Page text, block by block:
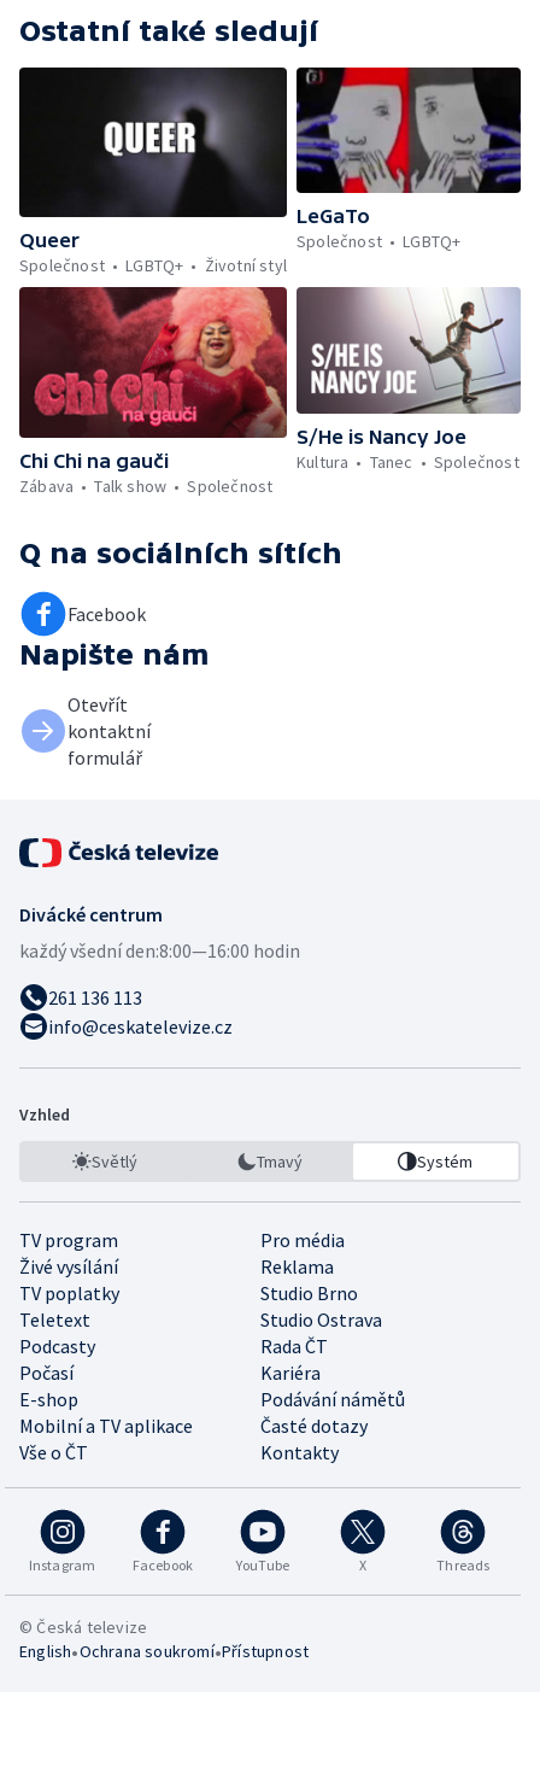
Ostatní také sledují
Queer
Společnost
LGBTQ+ Životní styl
LeGaTo
Společnost
LGBTQ+
Chi Chi na gauči
Zábava
Talk show Společnost
S/He is Nancy Joe
Kultura
Tanec Společnost
Q na sociálních sítích
Facebook
Napište nám
Otevřít
kontaktní
formulář
Divácké centrum
každý všední den:8:00—16:00 hodin
261 136 113
info@ceskatelevize.cz
Vzhled
Světlý Tmavý Systém
TV program
Pro média
Živé vysílání
Reklama
TV poplatky
Studio Brno
Teletext
Studio Ostrava
Podcasty
Rada ČT
Počasí
Kariéra
E-shop
Podávání námětů
Mobilní a TV aplikace
Časté dotazy
Vše o ČT
Kontakty
Instagram Facebook YouTube X Threads
© Česká televize
English•Ochrana soukromí•Přístupnost